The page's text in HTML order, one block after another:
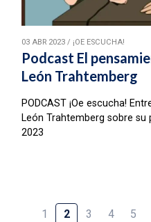
03 ABR 2023/ ¡OE ESCUCHA!
Podcast El
León Trahtemberg
PODCAST ¡Oe escucha!
León Trahtemberg sobre
2023
1 2 3 4 5